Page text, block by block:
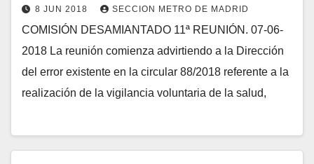
8 JUN 2018 SECCION METRO DE MADRID
COMISIÓN DESAMIANTADO 11ª REUNIÓN. 07-06-
2018 La reunión comienza advirtiendo a la Dirección
del error existente en la circular 88/2018 referente a la
realización de la vigilancia voluntaria de la salud,